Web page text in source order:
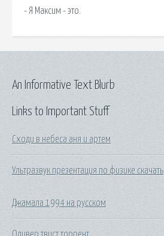
- Я Максим - это.
Links to Important Stuff
Сходи в небеса аня и артем
Ультразвук презентация по физике скачать
Джамала 1994 на русском
Оливер твист торрент
An Informative Text Blurb